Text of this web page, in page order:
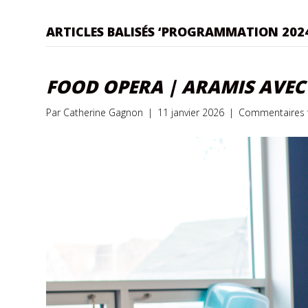
ARTICLES BALISÉS ‘PROGRAMMATION
FOOD OPERA | ARAMIS AVEC
Par Catherine Gagnon | 11 janvier 2026 | Commentaires